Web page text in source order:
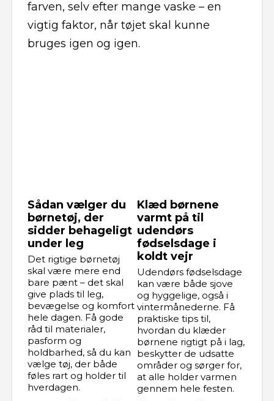
farven, selv efter mange vaske – en
vigtig faktor, når tøjet skal kunne
bruges igen og igen.
Sådan vælger du
børnetøj, der
sidder behageligt
under leg
Det rigtige børnetøj
skal være mere end
bare pænt – det skal
give plads til leg,
bevægelse og komfort
hele dagen. Få gode
råd til materialer,
pasform og
holdbarhed, så du kan
vælge tøj, der både
føles rart og holder til
hverdagen.
Klæd børnene
varmt på til
udendørs
fødselsdage i
koldt vejr
Udendørs fødselsdage
kan være både sjove
og hyggelige, også i
vintermånederne. Få
praktiske tips til,
hvordan du klæder
børnene rigtigt på i lag,
beskytter de udsatte
områder og sørger for,
at alle holder varmen
gennem hele festen.